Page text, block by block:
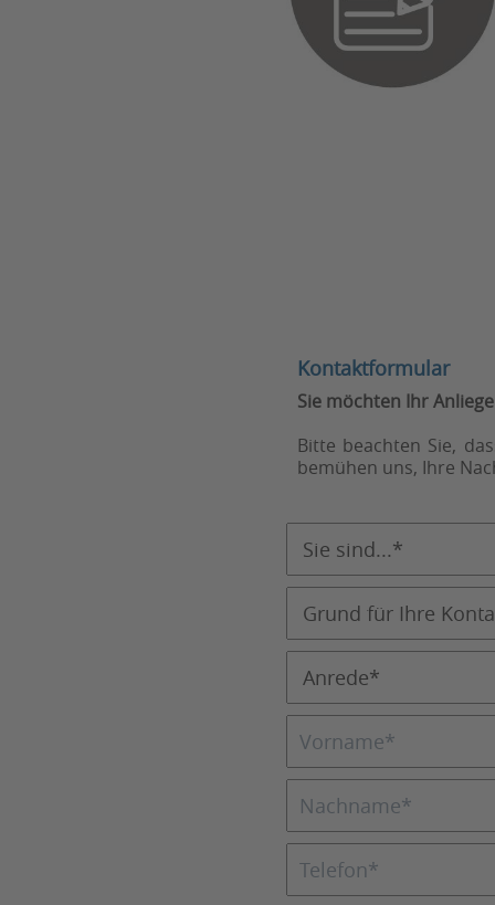
Kontaktformular
Sie möchten Ihr
Bitte beachten Sie,
bemühen uns, Ihre